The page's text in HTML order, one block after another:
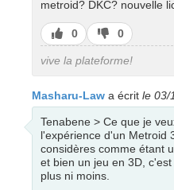
metroid? DKC? nouvelle
J’aime
0
J’aime
pas
0
vive la plateforme!
Masharu-Law a écrit le 03/
Tenabene > Ce que je
l'expérience d'un Metroid
considères comme étant
et bien un jeu en 3D,
plus ni moins.